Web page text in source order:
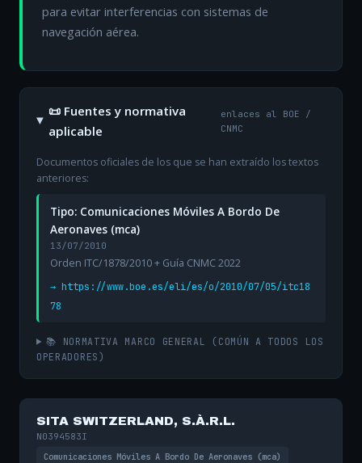
para evitar interferencias con sistemas de
navegación aérea.
📜 Fuentes y normativa
aplicable
enlaces al BOE /
CNMC
Documentos oficiales de los que se han extraído los textos
anteriores:
Tipo: Comunicaciones Móviles A Bordo De
Aeronaves (mca)
13/07/2010
Orden ITC/1878/2010 + Guía CNMC 2022
→ https://www.boe.es/eli/es/o/2010/07/05/itc18
78
📚 NORMATIVA MARCO GENERAL (COMÚN A TODOS LOS
OPERADORES)
SITA SWITZERLAND, S.À.R.L.
N0394583I
Comunicaciones Móviles A Bordo De Aeronaves (mca)